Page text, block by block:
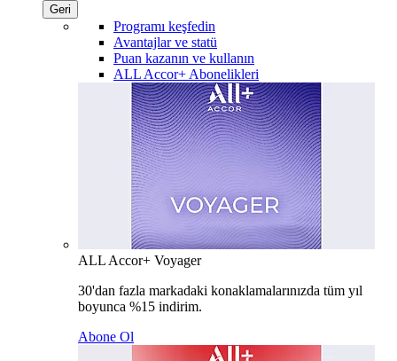
Geri
Programı keşfedin
Avantajlar ve statü
Puan kazanın ve kullanın
ALL Accor+ Abonelikleri
ALL Accor+ Voyager
30'dan fazla markadaki konaklamalarınızda tüm yıl
boyunca %15 indirim.
Abone Ol